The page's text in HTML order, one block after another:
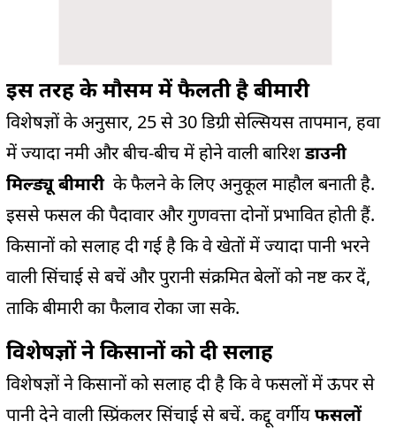
इस तरह के मौसम में फैलती है बीमारी
विशेषज्ञों के अनुसार, 25 से 30 डिग्री सेल्सियस तापमान, हवा
में ज्यादा नमी और बीच-बीच में होने वाली बारिशडाउनी
मिल्ड्यू बीमारीके फैलने के लिए अनुकूल माहौल बनाती है.
इससे फसल की पैदावार और गुणवत्ता दोनों प्रभावित होती हैं.
किसानों को सलाह दी गई है कि वे खेतों में ज्यादा पानी भरने
वाली सिंचाई से बचें और पुरानी संक्रमित बेलों को नष्ट कर दें,
ताकि बीमारी का फैलाव रोका जा सके.
विशेषज्ञों ने किसानों को दी सलाह
विशेषज्ञों ने किसानों को सलाह दी है कि वे फसलों में ऊपर से
पानी देने वाली स्प्रिंकलर सिंचाई से बचें. कद्दू वर्गीयफसलों